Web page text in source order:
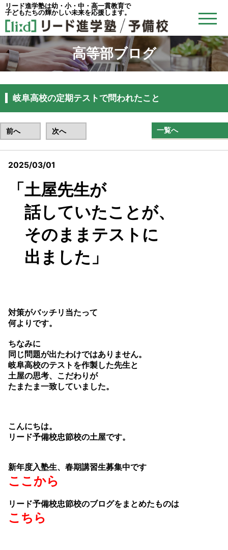
リード進学塾は幼・小・中・高一貫教育で
子どもたちの輝かしい未来を応援します。
高等部ブログ
岐阜高校の定期テストで問われたこと
前へ 次へ 一覧へ
2025/03/01
「土屋先生が
話していたことが、
そのままテストに
出ました」
対策がバッチリ当たって
何よりです。
ちなみに
同じ問題が出たわけではありません。
岐阜高校のテストを作製した先生と
土屋の思考、こだわりが
たまたま一致していました。
こんにちは。
リード予備校忠節校の土屋です。
新年度入塾生、春期講習生募集中です
ここから
リード予備校忠節校のブログをまとめたものは
こちら